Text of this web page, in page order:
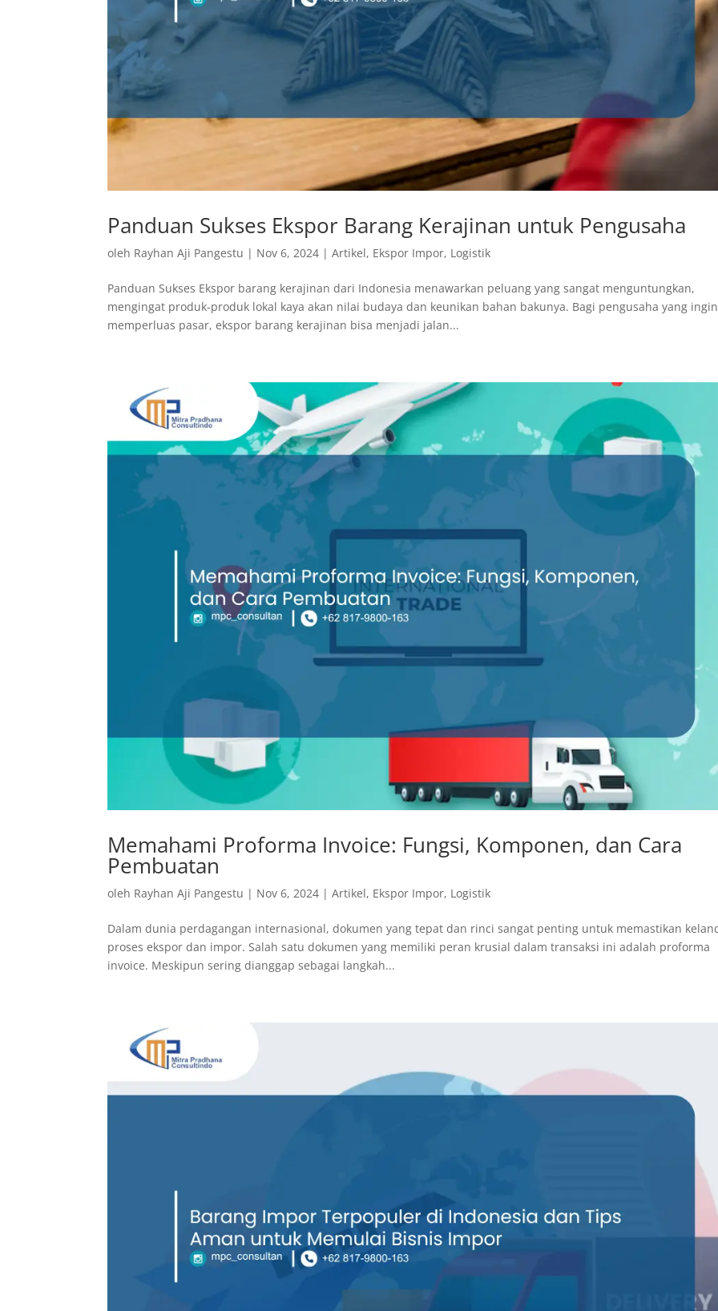
Panduan Sukses Ekspor Barang Kerajinan untuk Pengusaha
oleh Rayhan Aji Pangestu | Nov 6, 2024 |Artikel, Ekspor Impor, Logistik
Panduan Sukses Ekspor barang kerajinan dari Indonesia menawarkan peluang yang sangat menguntungkan,
mengingat produk-produk lokal kaya akan nilai budaya dan keunikan bahan bakunya. Bagi pengusaha yang ingin
memperluas pasar, ekspor barang kerajinan bisa menjadi jalan...
Memahami Proforma Invoice: Fungsi, Komponen, dan Cara
Pembuatan
oleh Rayhan Aji Pangestu | Nov 6, 2024 |Artikel, Ekspor Impor, Logistik
Dalam dunia perdagangan internasional, dokumen yang tepat dan rinci sangat penting untuk memastikan
proses ekspor dan impor. Salah satu dokumen yang memiliki peran krusial dalam transaksi ini adalah proforma
invoice. Meskipun sering dianggap sebagai langkah...